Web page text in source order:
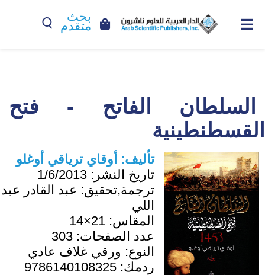
بحث
متقدم
السلطان الفاتح - فتح
القسطنطينية
تأليف: أوقاي ترياقي أوغلو
تاريخ النشر: 1/6/2013
ترجمة,تحقيق: عبد القادر عبد
اللي
المقاس: 21×14
عدد الصفحات: 303
النوع: ورقي غلاف عادي
ردمك: 9786140108325